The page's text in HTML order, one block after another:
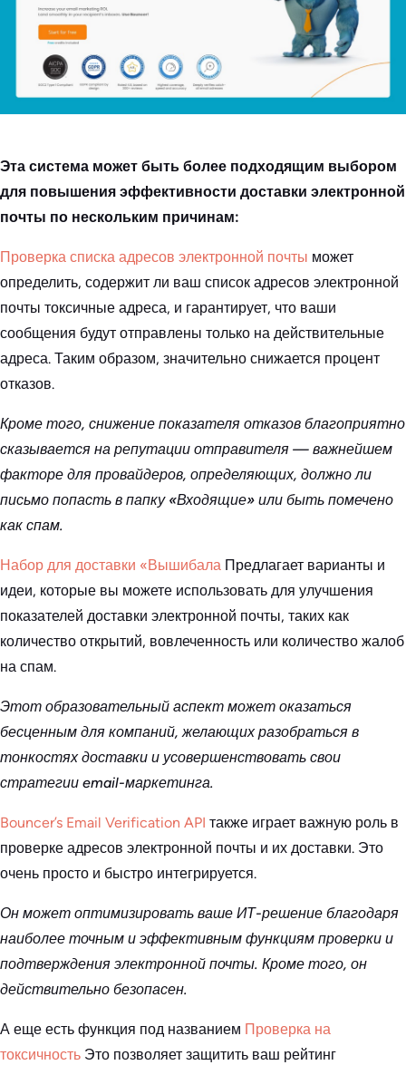
Эта система может быть более подходящим выбором
для повышения эффективности доставки электронной
почты по нескольким причинам:
Проверка списка адресов электронной почты может
определить, содержит ли ваш список адресов электронной
почты токсичные адреса, и гарантирует, что ваши
сообщения будут отправлены только на действительные
адреса. Таким образом, значительно снижается процент
отказов.
Кроме того, снижение показателя отказов благоприятно
сказывается на репутации отправителя — важнейшем
факторе для провайдеров, определяющих, должно ли
письмо попасть в папку «Входящие» или быть помечено
как спам.
Набор для доставки «Вышибала Предлагает варианты и
идеи, которые вы можете использовать для улучшения
показателей доставки электронной почты, таких как
количество открытий, вовлеченность или количество жалоб
на спам.
Этот образовательный аспект может оказаться
бесценным для компаний, желающих разобраться в
тонкостях доставки и усовершенствовать свои
стратегии email-маркетинга.
Bouncer’s Email Verification API также играет важную роль в
проверке адресов электронной почты и их доставки. Это
очень просто и быстро интегрируется.
Он может оптимизировать ваше ИТ-решение благодаря
наиболее точным и эффективным функциям проверки и
подтверждения электронной почты. Кроме того, он
действительно безопасен.
А еще есть функция под названием Проверка на
токсичность Это позволяет защитить ваш рейтинг